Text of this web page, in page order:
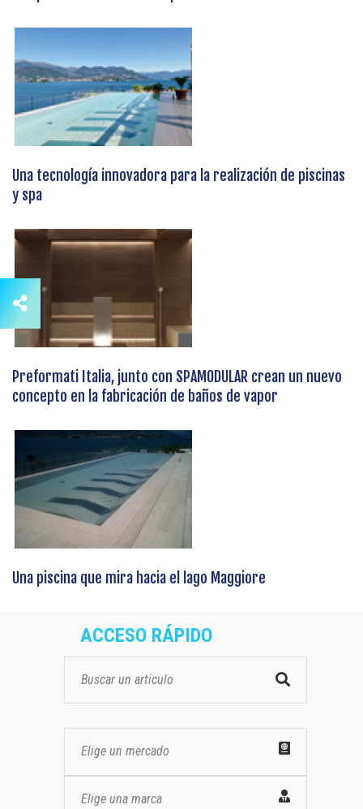
Una tecnología innovadora para la realización de piscinas
y spa
Preformati Italia, junto con SPAMODULAR crean un nuevo
concepto en la fabricación de baños de vapor
Una piscina que mira hacia el lago Maggiore
ACCESO RÁPIDO
Elige un mercado
Elige una marca